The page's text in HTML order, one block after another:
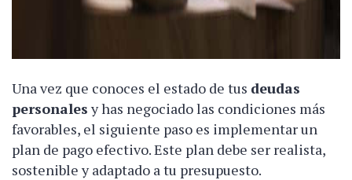
Una vez que conoces el estado de tus deudas
personales y has negociado las condiciones más
favorables, el siguiente paso es implementar un
plan de pago efectivo. Este plan debe ser realista,
sostenible y adaptado a tu presupuesto.